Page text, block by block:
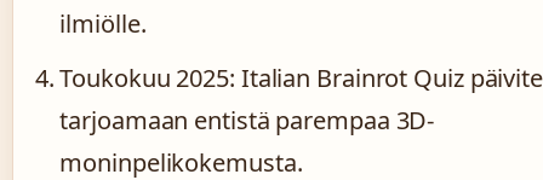
ilmiölle.
Toukokuu 2025: Italian Brainrot Quiz
tarjoamaan entistä parempaa 3D-
moninpelikokemusta.